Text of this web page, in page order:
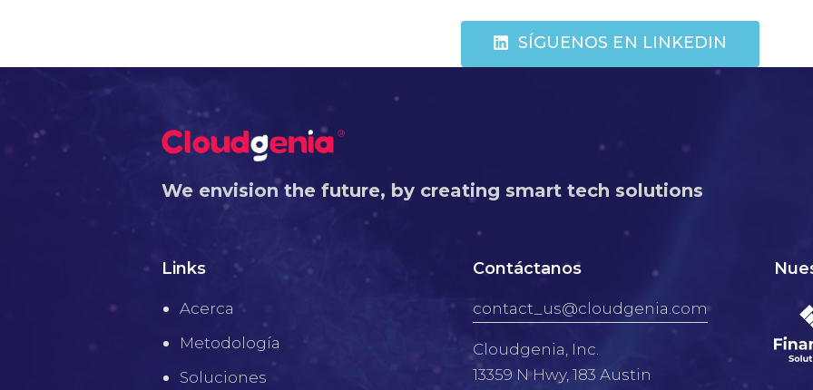
SÍGUENOS EN LINKEDIN
We envision the future, by creating smart tech solutions
Links
Acerca
Metodología
Soluciones
Contáctanos
contact_us@cloudgenia.com
Cloudgenia, Inc.
13359 N Hwy, 183 Austin